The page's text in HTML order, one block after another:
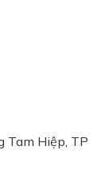
Tam Hiệp, TP